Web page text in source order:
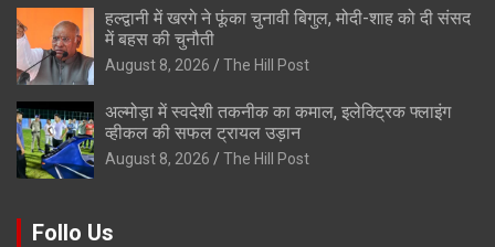
हल्द्वानी में खरगे ने फूंका चुनावी बिगुल, मोदी-शाह को दी संसद
में बहस की चुनौती
August 8, 2026 The Hill Post
अल्मोड़ा में स्वदेशी तकनीक का कमाल, इलेक्ट्रिक फ्लाइंग
व्हीकल की सफल ट्रायल उड़ान
August 8, 2026 The Hill Post
Follo Us